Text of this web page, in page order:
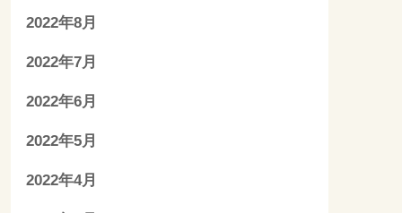
2022年8月
2022年7月
2022年6月
2022年5月
2022年4月